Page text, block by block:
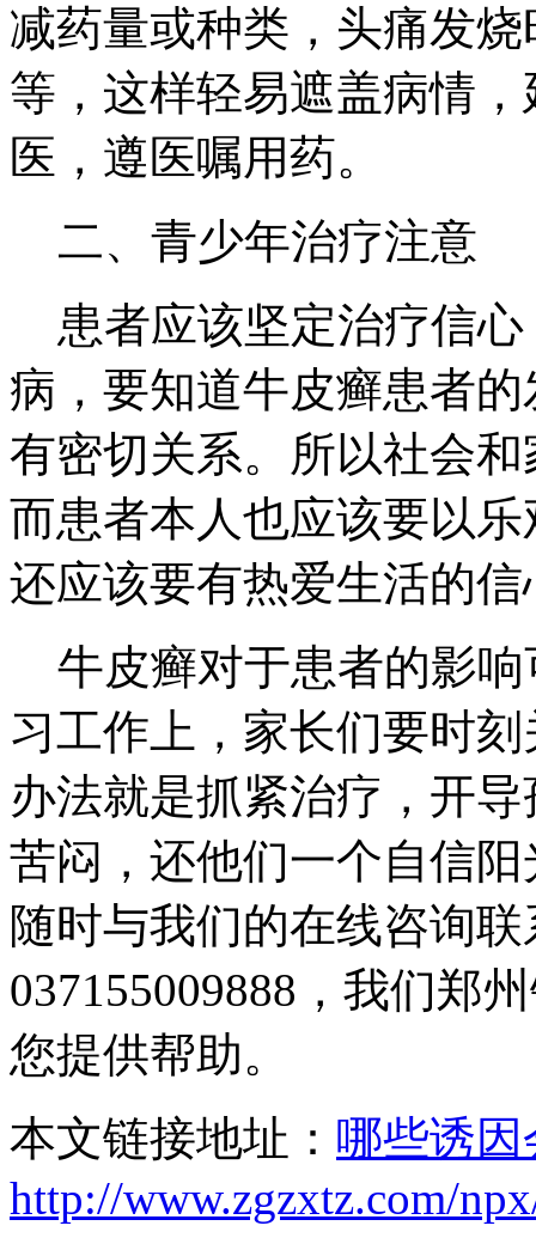
减药量或种类，头痛发
等，这样轻易遮盖病情
医，遵医嘱用药。
二、青少年治疗注意
患者应该坚定治疗信心
病，要知道牛皮癣患者
有密切关系。所以社会
而患者本人也应该要以
还应该要有热爱生活的信
牛皮癣对于患者的影响
习工作上，家长们要时
办法就是抓紧治疗，开
苦闷，还他们一个自信
随时与我们的在线咨询
037155009888，我们郑
您提供帮助。
本文链接地址： 哪些诱
http://www.zgzxtz.com/